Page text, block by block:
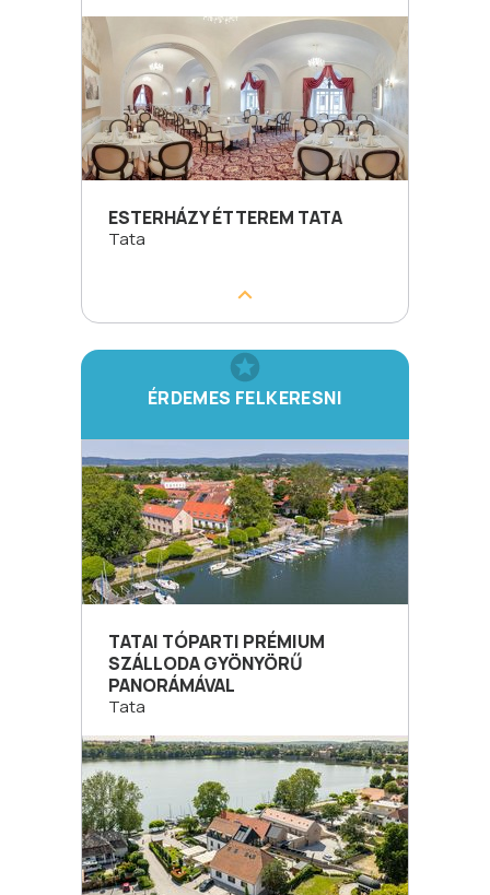
ESTERHÁZY ÉTTEREM TATA
Tata
ÉRDEMES FELKERESNI
TATAI TÓPARTI PRÉMIUM
SZÁLLODA GYÖNYÖRŰ
PANORÁMÁVAL
Tata